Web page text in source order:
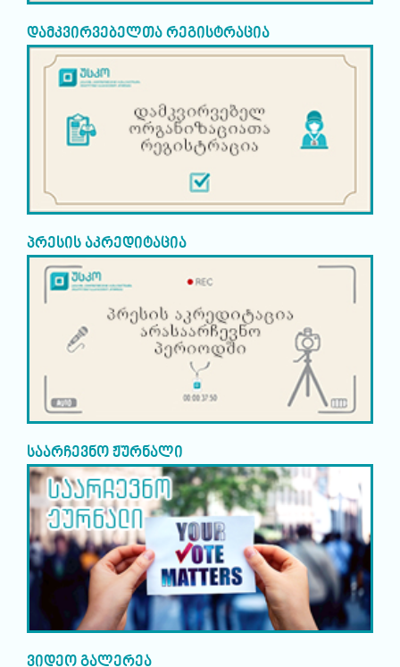
დამკვირვებელთა რეგისტრაცია
პრესის აკრედიტაცია
საარჩევნო ჟურნალი
ვიდეო გალერეა